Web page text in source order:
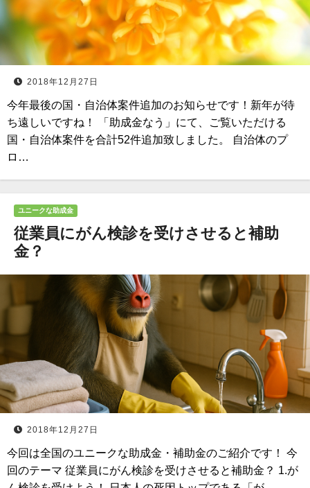
2018年12月27日
今年最後の国・自治体案件追加のお知らせです！新年が待
ち遠しいですね！ 「助成金なう」にて、ご覧いただける
国・自治体案件を合計52件追加致しました。 自治体のプ
ロ…
ユニークな助成金
従業員にがん検診を受けさせると補助
金？
2018年12月27日
今回は全国のユニークな助成金・補助金のご紹介です！ 今
回のテーマ 従業員にがん検診を受けさせると補助金？ 1.が